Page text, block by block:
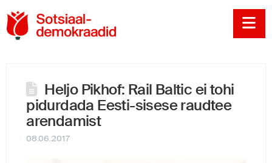
Heljo Pikhof: Rail Baltic ei tohi
pidurdada Eesti-sisese raudtee
arendamist
08.06.2017